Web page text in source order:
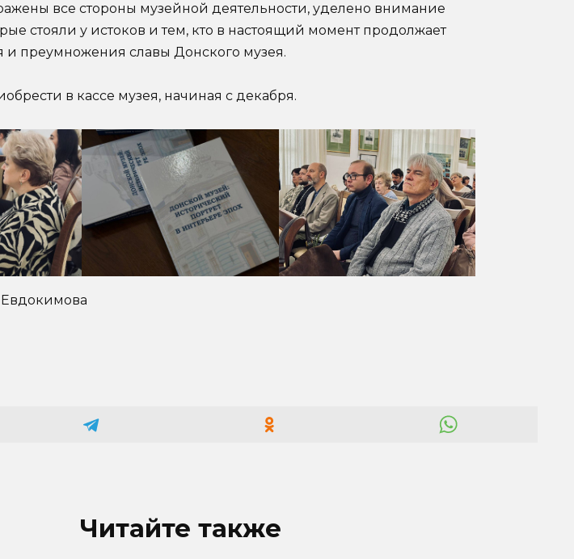
все стороны музейной деятельности, уделено внимание
стояли у истоков и тем, кто в настоящий момент продолжает
и преумножения славы Донского музея.
в кассе музея, начиная с декабря.
Евдокимова
Читайте также